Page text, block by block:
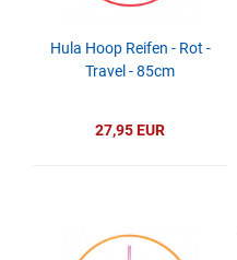
Hula Hoop Reifen - Rot -
Travel - 85cm
27,95 EUR